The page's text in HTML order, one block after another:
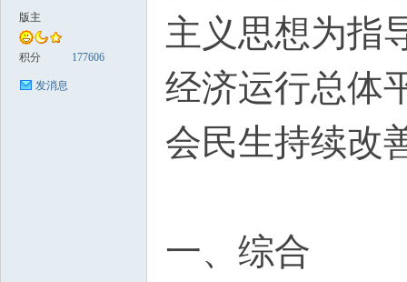
版主
积分 177606
发消息
主义思想为指
经济运行总体
会民生持续改
一、综合